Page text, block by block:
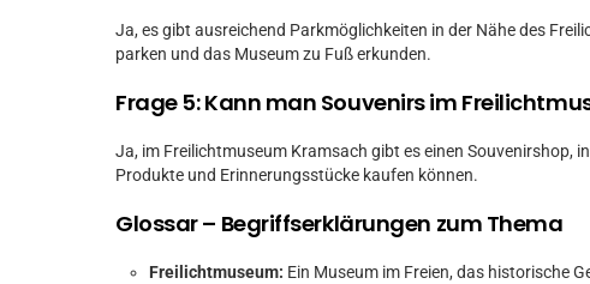
Ja, es gibt ausreichend Parkmöglichkeiten in der Nähe des
parken und das Museum zu Fuß erkunden.
Frage 5: Kann man Souvenirs im
Ja, im Freilichtmuseum Kramsach gibt es einen Souvenirshop,
Produkte und Erinnerungsstücke kaufen können.
Glossar – Begriffserklärungen zum Thema
Freilichtmuseum: Ein Museum im Freien, das historische